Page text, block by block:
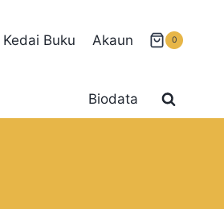
Kedai Buku Akaun 0
Biodata